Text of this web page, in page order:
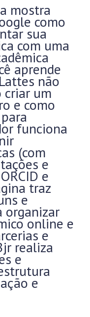
mostra
como
sua
com uma
aprende
não
criar um
e como
funciona
(com
e
e
traz
e
organizar
online e
e
realiza
e
e